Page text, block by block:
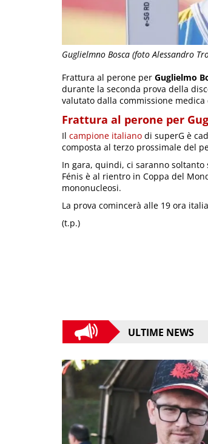
Guglielmno Bosca (foto Alessandro
Frattura al perone per Guglielmo
durante la seconda prova della
valutato dalla commissione medica
Frattura al perone per
Il campione italiano di superG è
composta al terzo prossimale del
In gara, quindi, ci saranno soltanto
Fénis è al rientro in Coppa del
mononucleosi.
La prova comincerà alle 19 ora
(t.p.)
ULTIME NEWS